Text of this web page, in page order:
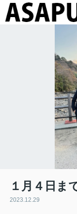
１月４日ま
2023.12.29